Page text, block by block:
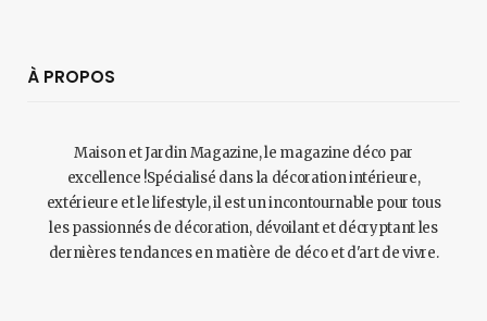
À PROPOS
Maison et Jardin Magazine, le magazine déco par
excellence !Spécialisé dans la décoration intérieure,
extérieure et le lifestyle, il est un incontournable pour tous
les passionnés de décoration, dévoilant et décryptant les
dernières tendances en matière de déco et d'art de vivre.